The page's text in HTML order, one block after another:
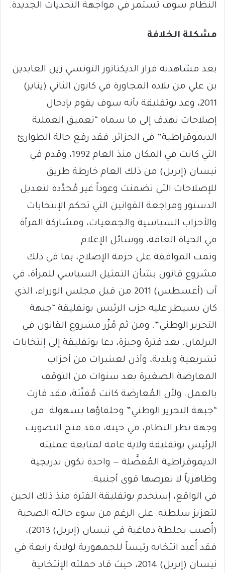
النظام سوف تستمر في مواجهة التحديات الجديدة.
مشكلة الخلافة
بعد مشاهدته فرار الديكتاتور التونسي زين العابدين
بن علي من بلاده المجاورة في كانون الثاني (يناير)
2011، وعد بوتفليقة بأنه سوف يقوم بإدخال
إصلاحات تهدف إلى ما سماه “تعميق العملية
الديموقراطية” في الجزائر. فقد رفع حالة الطوارئ
التي كانت في المكان منذ العام 1992، وقدم في
نيسان (إبريل) من ذلك العام خارطة طريق
للإصلاحات التي تضمنت وعوداً غير مُحدَّدة لتعديل
الدستور ومراجعة القوانين التي تحكم الإنتخابات
والأحزاب السياسية والجمعيات، ومشاركة المرأة
في الحياة العامة، ووسائل الإعلام.
وتمت الموافقة على حزمة الإصلاح، بما في ذلك
مشروع قانون بشأن التمثيل السياسي للمرأة، في
آب (أغسطس) 2011 من قبل مجلس الوزراء، الذي
كان يسيطر عليه حزب الرئيس بوتفليقة “جبهة
التحرير الوطني”. ومن ثم مُرِّر مشروع القانون في
البرلمان. بعد فترة وجيزة، دعا بوتفليقة إلى إنتخابات
تشريعية وبلدية، وأذن لعشرات من أحزاب
المعارضة الصغيرة بعد سنوات من التوقف
بالعمل. ولأن المُعارضة كانت مُفتّتة، فقد فازت
“جبهة التحرير الوطني” وحلفاؤها بسهولة. من
وجهة نظر النظام، في حينه، فقد منح التصويت
الرئيس بوتفليقة ولاية عامة لمتابعة عمليته
الديموقراطية المُفضَّلة — واحدة تكون تدريجية
وظاهرياً لا تفرضها قوى أجنبية.
في الواقع، إستخدم بوتفليقة الفترة منذ ذلك الحين
لتعزيز سلطته. على الرغم من سوء حالته الصحية
(أُصيب بجلطة دماغية في نيسان (إبريل) 2013)،
فقد أُعيد انتخابه رئيساً للجمهورية لولاية رابعة في
نيسان (إبريل) 2014، حيث قاد حملته الإنتخابية